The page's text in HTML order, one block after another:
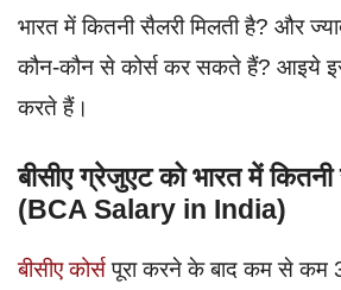
भारत में कितनी सैलरी मिलती है? और
कौन-कौन से कोर्स कर सकते हैं? आइये इस
करते हैं।
बीसीए ग्रेजुएट को भारत में
(BCA Salary in India)
बीसीए कोर्सपूरा करने के बाद कम से कम